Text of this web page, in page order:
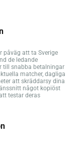
påväg att ta Sverige
de ledande
till snabba betalningar
matcher, dagliga
att skräddarsy dina
något kopiöst
testar deras